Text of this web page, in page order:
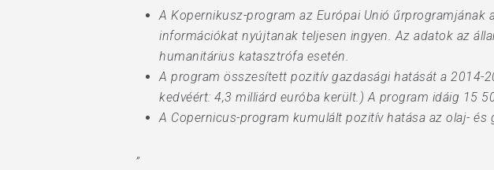
A Kopernikusz-program az Európai Unió űrprogramjának
információkat nyújtanak teljesen ingyen. Az adatok az
humanitárius katasztrófa esetén.
A program összesített pozitív gazdasági hatását a
kedvéért: 4,3 milliárd euróba került.) A program idáig 15
A Copernicus-program kumulált pozitív hatása az olaj- és
”